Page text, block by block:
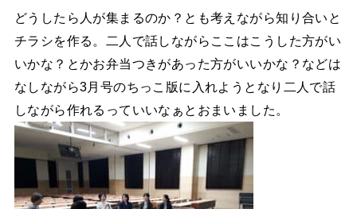
どうしたら人が集まるのか？とも考えながら知り合いと
チラシを作る。二人で話しながらここはこうした方がい
いかな？とかお弁当つきがあった方がいいかな？などは
なしながら3月号のちっこ版に入れようとなり二人で話
しながら作れるっていいなぁとおまいました。